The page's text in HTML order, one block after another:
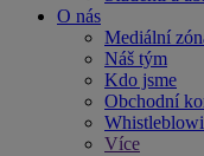
O nás
Mediální
Náš tým
Kdo jsme
Obchodní
Více